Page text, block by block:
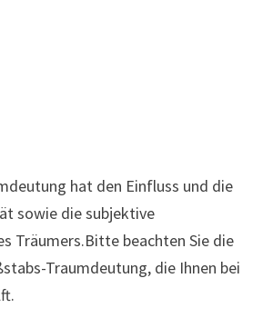
hat den Einfluss und die
sowie die subjektive
Träumers.Bitte beachten Sie die
Traumdeutung, die Ihnen bei